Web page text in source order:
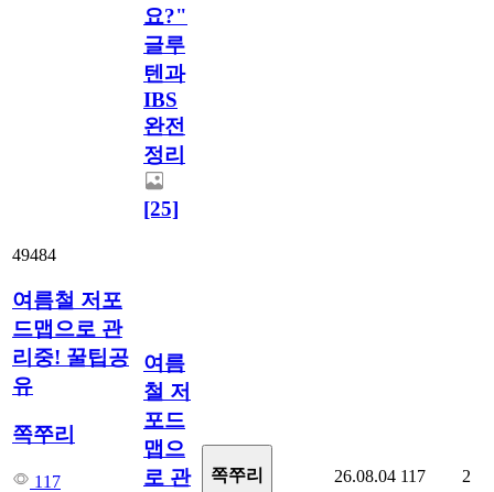
요?"
글루
텐과
IBS
완전
정리
[25]
49484
여름철 저포
드맵으로 관
리중! 꿀팁공
유
쪽쭈리
117
여름
철 저
포드
맵으
로 관
쪽쭈리 26.08.04 117 2